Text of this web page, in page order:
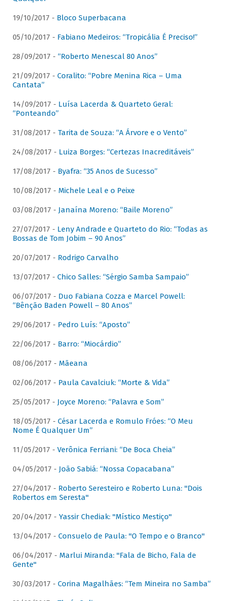
19/10/2017 - Bloco Superbacana
05/10/2017 - Fabiano Medeiros: “Tropicália É Preciso!”
28/09/2017 - “Roberto Menescal 80 Anos”
21/09/2017 - Coralito: “Pobre Menina Rica – Uma
Cantata”
14/09/2017 - Luísa Lacerda & Quarteto Geral:
“Ponteando”
31/08/2017 - Tarita de Souza: “A Árvore e o Vento”
24/08/2017 - Luiza Borges: “Certezas Inacreditáveis”
17/08/2017 - Byafra: “35 Anos de Sucesso”
10/08/2017 - Michele Leal e o Peixe
03/08/2017 - Janaína Moreno: “Baile Moreno”
27/07/2017 - Leny Andrade e Quarteto do Rio: “Todas as
Bossas de Tom Jobim – 90 Anos”
20/07/2017 - Rodrigo Carvalho
13/07/2017 - Chico Salles: “Sérgio Samba Sampaio”
06/07/2017 - Duo Fabiana Cozza e Marcel Powell:
“Bênção Baden Powell – 80 Anos”
29/06/2017 - Pedro Luís: “Aposto”
22/06/2017 - Barro: “Miocárdio”
08/06/2017 - Mãeana
02/06/2017 - Paula Cavalciuk: “Morte & Vida”
25/05/2017 - Joyce Moreno: “Palavra e Som”
18/05/2017 - César Lacerda e Romulo Fróes: “O Meu
Nome É Qualquer Um”
11/05/2017 - Verônica Ferriani: “De Boca Cheia”
04/05/2017 - João Sabiá: “Nossa Copacabana”
27/04/2017 - Roberto Seresteiro e Roberto Luna: "Dois
Robertos em Seresta"
20/04/2017 - Yassir Chediak: "Místico Mestiço"
13/04/2017 - Consuelo de Paula: "O Tempo e o Branco"
06/04/2017 - Marlui Miranda: "Fala de Bicho, Fala de
Gente"
30/03/2017 - Corina Magalhães: “Tem Mineira no Samba”